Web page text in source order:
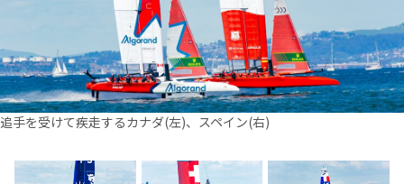
追手を受けて疾走するカナダ(左)、スペイン(右)